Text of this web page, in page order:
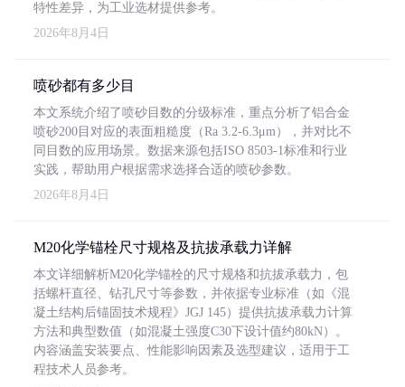
特性差异，为工业选材提供参考。
2026年8月4日
喷砂都有多少目
本文系统介绍了喷砂目数的分级标准，重点分析了铝合金
喷砂200目对应的表面粗糙度（Ra 3.2-6.3μm），并对比不
同目数的应用场景。数据来源包括ISO 8503-1标准和行业
实践，帮助用户根据需求选择合适的喷砂参数。
2026年8月4日
M20化学锚栓尺寸规格及抗拔承载力详解
本文详细解析M20化学锚栓的尺寸规格和抗拔承载力，包
括螺杆直径、钻孔尺寸等参数，并依据专业标准（如《混
凝土结构后锚固技术规程》JGJ 145）提供抗拔承载力计算
方法和典型数值（如混凝土强度C30下设计值约80kN）。
内容涵盖安装要点、性能影响因素及选型建议，适用于工
程技术人员参考。